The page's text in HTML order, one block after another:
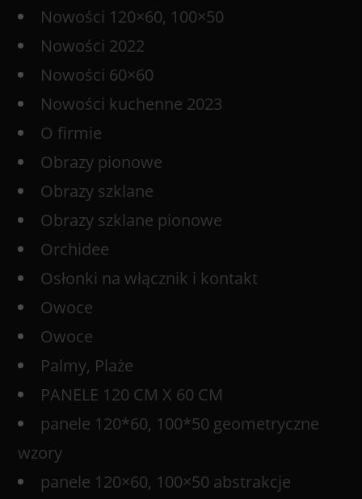
Nowości 120×60, 100×50
Nowości 2022
Nowości 60×60
Nowości kuchenne 2023
O firmie
Obrazy pionowe
Obrazy szklane
Obrazy szklane pionowe
Orchidee
Osłonki na włącznik i kontakt
Owoce
Owoce
Palmy, Plaże
PANELE 120 CM X 60 CM
panele 120*60, 100*50 geometryczne
wzory
panele 120×60, 100×50 abstrakcje